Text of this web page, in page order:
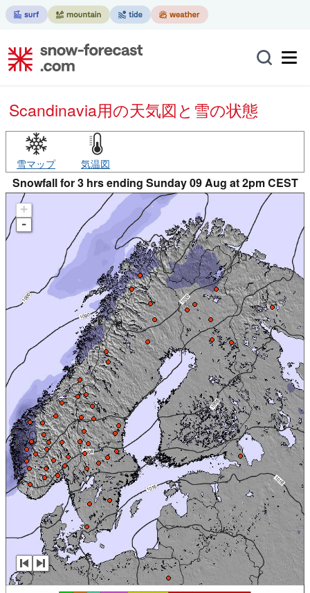
Scandinavia用の天気図と雪の状態
雪マップ 気温図
Snowfall for 3 hrs ending Sunday 09 Aug at 2pm CEST
+
-